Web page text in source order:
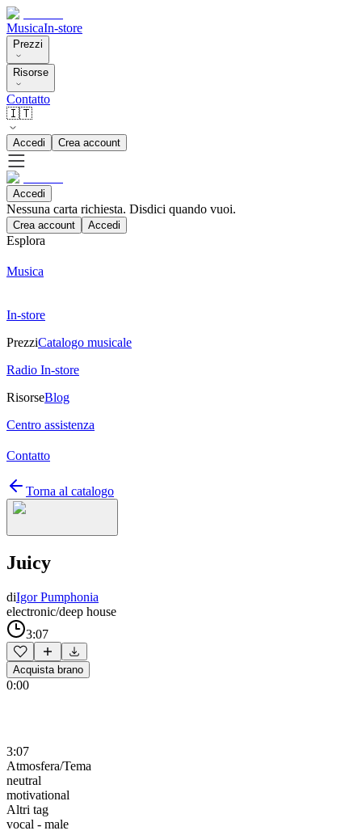
MusicaIn-store
Prezzi
Risorse
Contatto
🇮🇹
Accedi Crea account
Accedi
Nessuna carta richiesta. Disdici quando vuoi.
Crea account Accedi
Esplora
Musica
In-store
PrezziCatalogo musicale
Radio In-store
RisorseBlog
Centro assistenza
Contatto
Torna al catalogo
Juicy
diIgor Pumphonia
electronic/deep house
3:07
Acquista brano
0:00
3:07
Atmosfera/Tema
neutral
motivational
Altri tag
vocal - male